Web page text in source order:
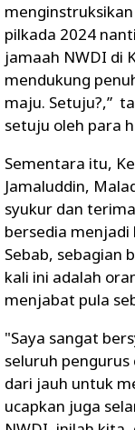
pilkada 2024
jamaah NWDI di
mendukung
maju. Setuju?,”
setuju oleh para
Sementara itu,
Jamaluddin,
syukur dan
bersedia menjadi
Sebab, sebagian
kali ini adalah
menjabat pula
"Saya sangat
seluruh
dari jauh untuk
ucapkan juga